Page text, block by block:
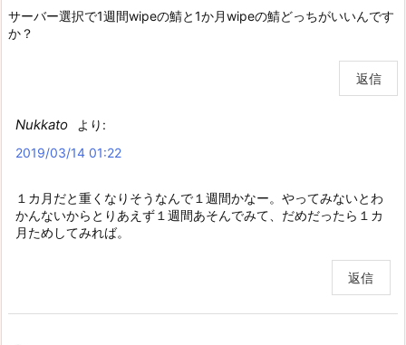
サーバー選択で1週間wipeの鯖と1か月wipeの鯖どっちがいいんです
か？
返信
Nukkato
より:
2019/03/14 01:22
１カ月だと重くなりそうなんで１週間かなー。やってみないとわ
かんないからとりあえず１週間あそんでみて、だめだったら１カ
月ためしてみれば。
返信